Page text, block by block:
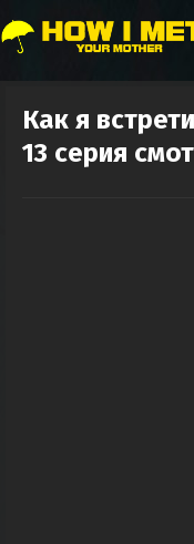
Как я
13 серия